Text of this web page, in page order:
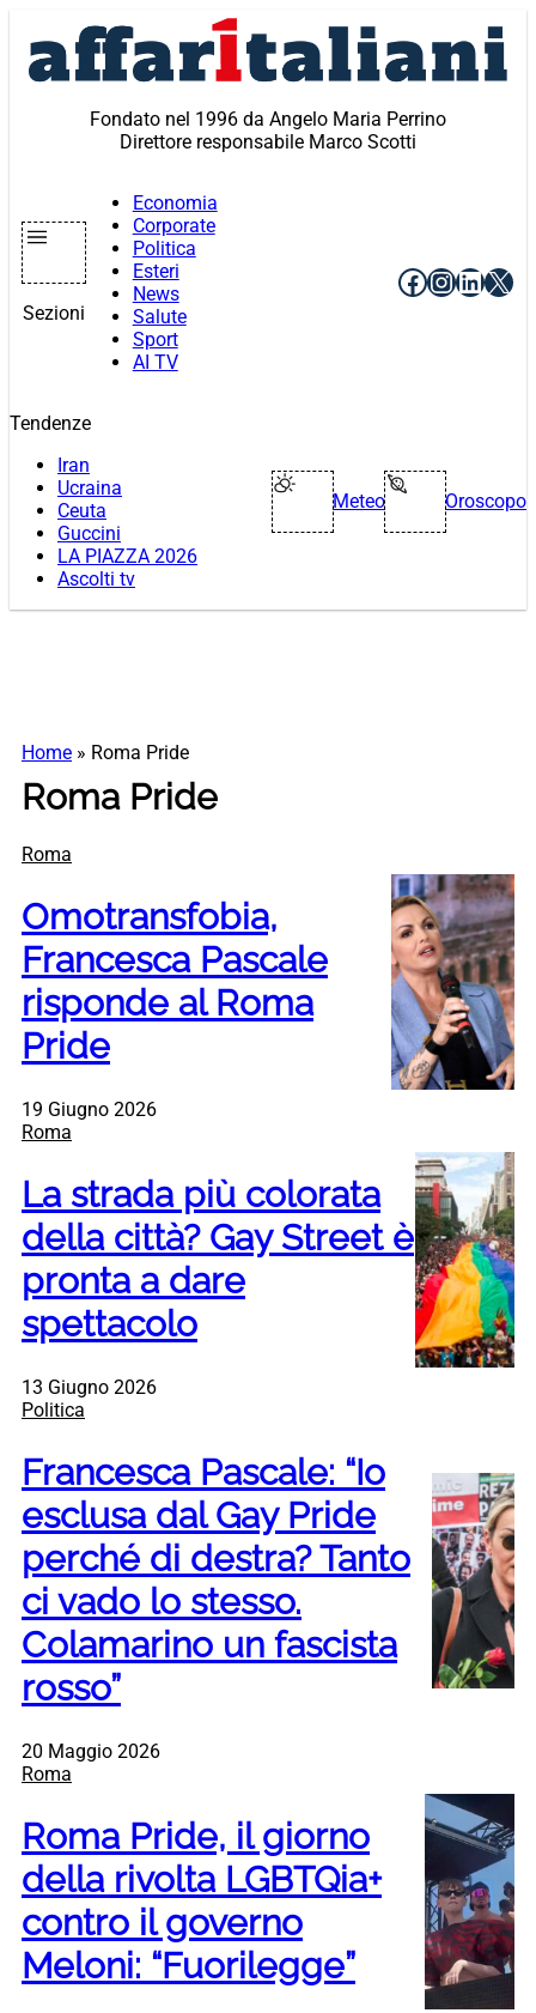
contenuto
Fondato nel 1996 da Angelo Maria Perrino
Direttore responsabile Marco Scotti
Sezioni
Economia
Corporate
Politica
Esteri
News
Salute
Sport
AI TV
Facebook
X
Tendenze
Iran
Ucraina
Ceuta
Guccini
LA PIAZZA 2026
Ascolti tv
Meteo Oroscopo
Home » Roma Pride
Roma Pride
Roma
Omotransfobia,
Francesca Pascale
risponde al Roma
Pride
19 Giugno 2026
Roma
La strada più colorata
della città? Gay Street è
pronta a dare
spettacolo
13 Giugno 2026
Politica
Francesca Pascale: “Io
esclusa dal Gay Pride
perché di destra? Tanto
ci vado lo stesso.
Colamarino un fascista
rosso”
20 Maggio 2026
Roma
Roma Pride, il giorno
della rivolta LGBTQia+
contro il governo
Meloni: “Fuorilegge”